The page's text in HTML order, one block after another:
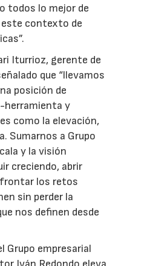
todos lo mejor de
contexto de
Iturrioz, gerente de
que “llevamos
posición de
herramienta y
como la elevación,
Sumarnos a Grupo
y la visión
creciendo, abrir
los retos
sin perder la
nos definen desde
Grupo empresarial